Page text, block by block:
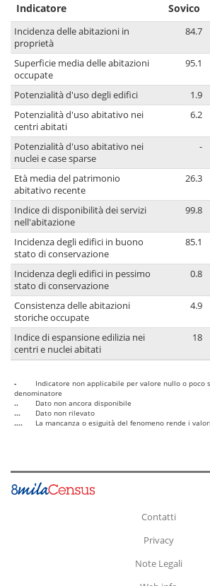
Indicatore Sovico
Incidenza delle abitazioni in
proprietà
84.7
Superficie media delle abitazioni
occupate
95.1
Potenzialità d'uso degli edifici 1.9
Potenzialità d'uso abitativo nei
centri abitati
6.2
Potenzialità d'uso abitativo nei
nuclei e case sparse
-
Età media del patrimonio
abitativo recente
26.3
Indice di disponibilità dei servizi
nell'abitazione
99.8
Incidenza degli edifici in buono
stato di conservazione
85.1
Incidenza degli edifici in pessimo
stato di conservazione
0.8
Consistenza delle abitazioni
storiche occupate
4.9
Indice di espansione edilizia nei
centri e nuclei abitati
18
-
Indicatore non applicabile per valore nullo o poco
denominatore
..
Dato non ancora disponibile
...
Dato non rilevato
....
La mancanza o esiguità del fenomeno rende i
Contatti
Privacy
Note Legali